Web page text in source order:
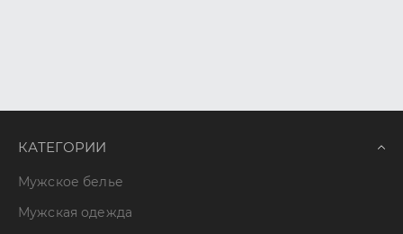
КАТЕГОРИИ
Мужское белье
Мужская одежда